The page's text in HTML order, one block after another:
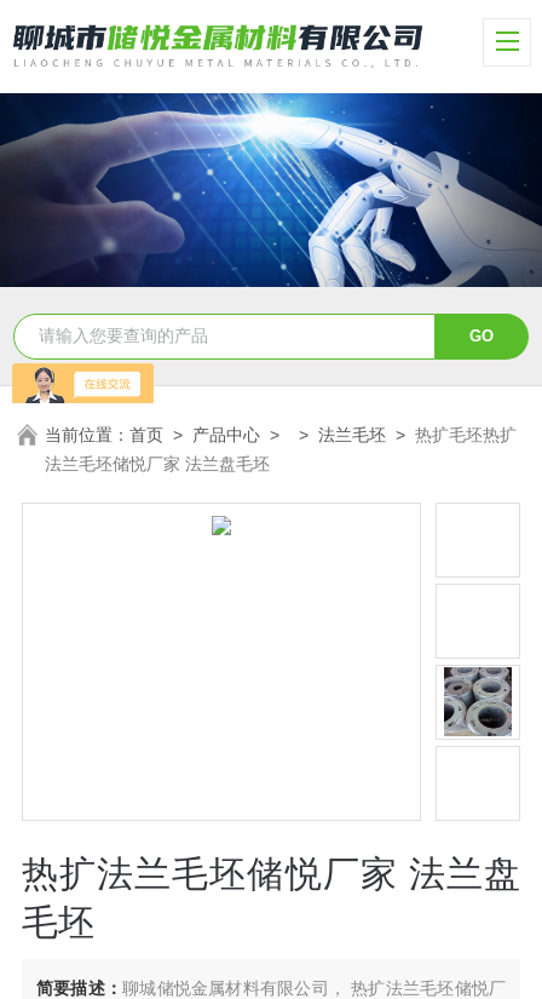
当前位置：首页 > 产品中心 > >法兰毛坯 >热扩毛坯热扩
法兰毛坯储悦厂家 法兰盘毛坯
热扩法兰毛坯储悦厂家 法兰盘
毛坯
简要描述：聊城储悦金属材料有限公司， 热扩法兰毛坯储悦厂